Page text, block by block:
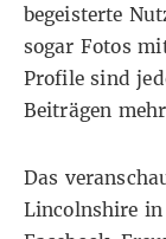
begeisterte
sogar Fotos
Profile sind
Beiträgen
Das
Lincolnshire in